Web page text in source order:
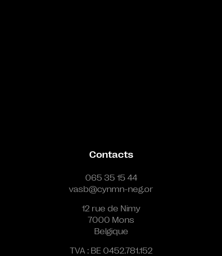
Contacts
065 35 15 44
vasb@cynmn-neg.or
12 rue de Nimy
7000 Mons
Belgique
TVA : BE 0452.781.152